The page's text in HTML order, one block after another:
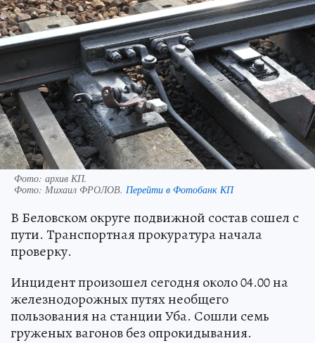
Фото: архив КП.
Фото: Михаил ФРОЛОВ. Перейти в Фотобанк КП
В Беловском округе подвижной состав сошел с
пути. Транспортная прокуратура начала
проверку.
Инцидент произошел сегодня около 04.00 на
железнодорожных путях необщего
пользования на станции Уба. Сошли семь
груженых вагонов без опрокидывания.